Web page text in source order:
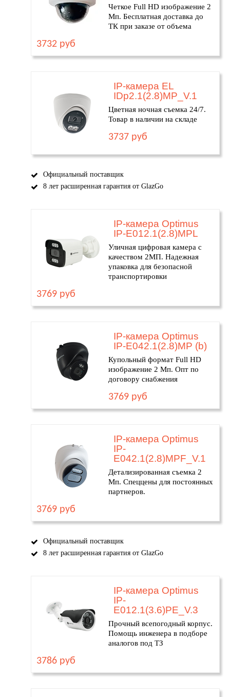
Четкое Full HD изображение 2
Мп. Бесплатная доставка до
ТК при заказе от объема
3732 руб
IP-камера EL
IDp2.1(2.8)MP_V.1
Цветная ночная съемка 24/7.
Товар в наличии на складе
3737 руб
Официальный поставщик
8 лет расширенная гарантия от GlazGo
IP-камера Optimus
IP-E012.1(2.8)MPL
Уличная цифровая камера с
качеством 2МП. Надежная
упаковка для безопасной
транспортировки
3769 руб
IP-камера Optimus
IP-E042.1(2.8)MP (b)
Купольный формат Full HD
изображение 2 Мп. Опт по
договору снабжения
3769 руб
IP-камера Optimus
IP-
E042.1(2.8)MPF_V.1
Детализированная съемка 2
Мп. Спеццены для постоянных
партнеров.
3769 руб
Официальный поставщик
8 лет расширенная гарантия от GlazGo
IP-камера Optimus
IP-
E012.1(3.6)PE_V.3
Прочный всепогодный корпус.
Помощь инженера в подборе
аналогов под ТЗ
3786 руб